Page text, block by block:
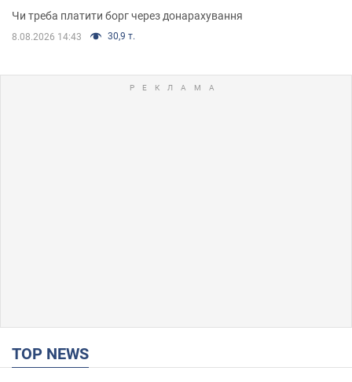
Чи треба платити борг через донарахування
8.08.2026 14:43 30,9 т.
TOP NEWS